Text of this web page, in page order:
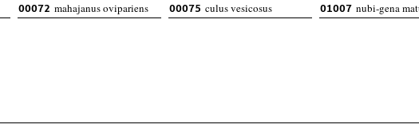
00072 mahajanus ovipariens 00075 culus vesicosus 01007 nubi-gena